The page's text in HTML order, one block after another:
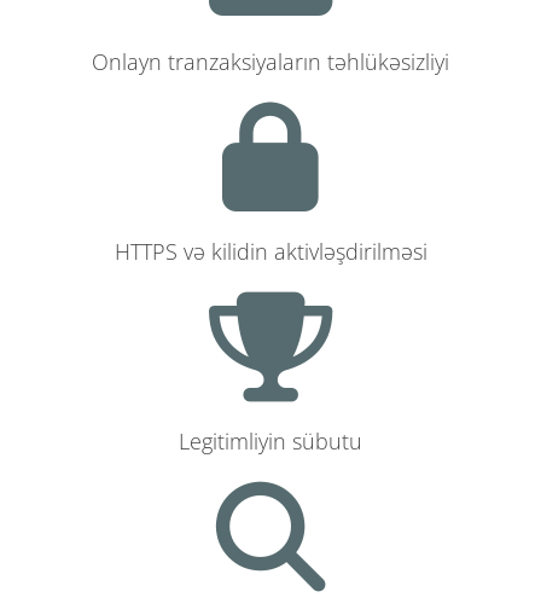
Onlayn tranzaksiyaların təhlükəsizliyi
HTTPS və kilidin aktivləşdirilməsi
Legitimliyin sübutu